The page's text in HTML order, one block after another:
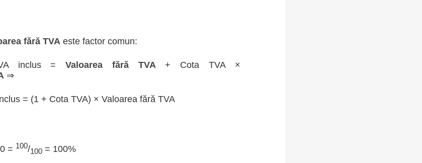
fără TVA este factor comun:
inclus =Valoarea fără TVA+ Cota TVA ×
⇒
= (1 + Cota TVA) × Valoarea fără TVA
= 100/100 = 100%